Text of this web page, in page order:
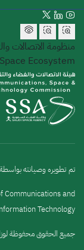
منظومة الاتصالات
Ecosystem
تم تطويره وصيانته بواسطة
Communications and
Technology
جميع الحقوق محفوظة لوزارة